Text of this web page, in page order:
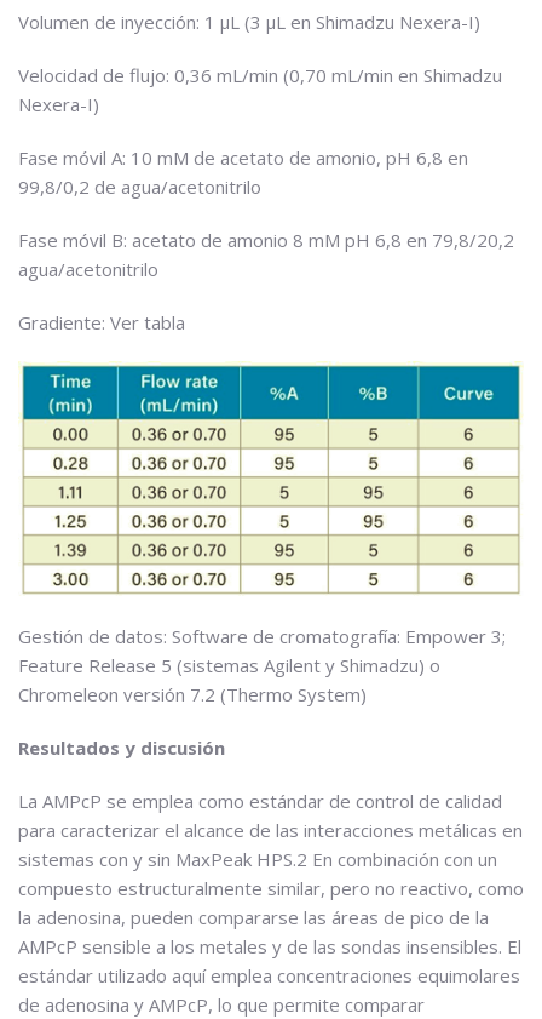
Volumen de inyección: 1 µL (3 µL en Shimadzu Nexera-I)
Velocidad de flujo: 0,36 mL/min (0,70 mL/min en Shimadzu
Nexera-I)
Fase móvil A: 10 mM de acetato de amonio, pH 6,8 en
99,8/0,2 de agua/acetonitrilo
Fase móvil B: acetato de amonio 8 mM pH 6,8 en 79,8/20,2
agua/acetonitrilo
Gradiente: Ver tabla
Gestión de datos: Software de cromatografía: Empower 3;
Feature Release 5 (sistemas Agilent y Shimadzu) o
Chromeleon versión 7.2 (Thermo System)
Resultados y discusión
La AMPcP se emplea como estándar de control de calidad
para caracterizar el alcance de las interacciones metálicas en
sistemas con y sin MaxPeak HPS.2 En combinación con un
compuesto estructuralmente similar, pero no reactivo, como
la adenosina, pueden compararse las áreas de pico de la
AMPcP sensible a los metales y de las sondas insensibles. El
estándar utilizado aquí emplea concentraciones equimolares
de adenosina y AMPcP, lo que permite comparar